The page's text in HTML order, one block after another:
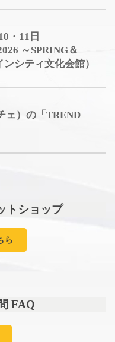
・11日
～SPRING＆
シティ文化会館）
ェ）の「TREND
トショップ
ら
FAQ